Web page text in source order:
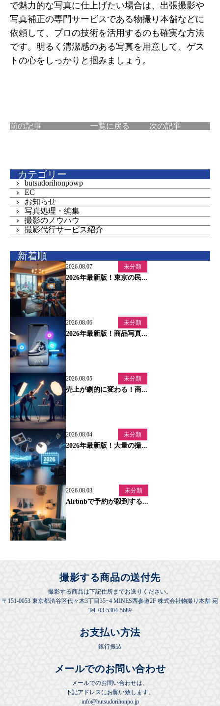
で魅力的な写真に仕上げたい場合は、出張撮影や
写真補正の専門サービスである物撮り本舗などに
依頼して、プロの技術を活用するのも確実な方法
です。明るく清潔感のある写真を用意して、ゲス
トの心をしっかりと掴みましょう。
前の記事 一覧に戻る 次の記事
カテゴリー
butsudorihonpowp
EC
お知らせ
写真処理・編集
撮影のノウハウ
撮影代行サービス紹介
新着順
2026.08.07 未分類
2026年最新版！東京の民...
2026.08.06 未分類
2026年最新版！商品写真...
2026.08.05 未分類
売上が劇的に変わる！商...
2026.08.04 未分類
2026年最新版！大量の撮...
2026.08.03 未分類
Airbnbで予約が殺到する...
撮影する商品の送付先
撮影する商品は下記住所までお送りください。
〒151-0053 東京都渋谷区代々木3丁目35−4 MINES西参道2F 株式会社物撮り本舗 宛
Tel. 03-5304-5689
お支払い方法
銀行振込
メールでのお問い合わせ
メールでのお問い合わせは、
下記アドレスにお願い致します。
info@butsudorihonpo.jp